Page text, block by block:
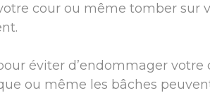
cour ou même tomber sur
éviter d’endommager votre
ou même les bâches